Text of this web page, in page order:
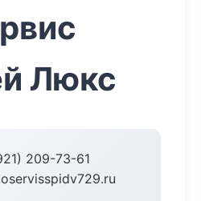
Люкс
209-73-61